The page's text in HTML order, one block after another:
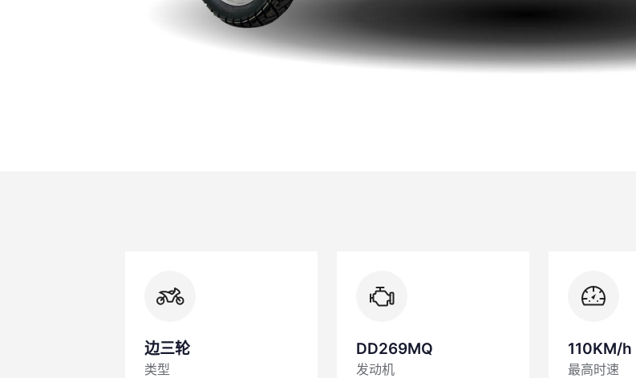
边三轮
类型
DD269MQ
发动机
110KM/h
最高时速